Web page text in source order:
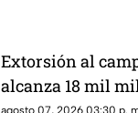
Extorsión al
alcanza 18 mil
agosto 07, 2026 03:30 p.